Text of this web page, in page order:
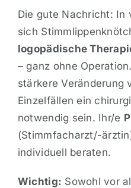
Die gute Nachricht: In
sich
logopädische
– ganz ohne
stärkere Veränderung
Einzelfällen ein
notwendig sein. Ihr/e
(Stimmfacharzt/-
individuell beraten.
Wichtig: Sowohl vor